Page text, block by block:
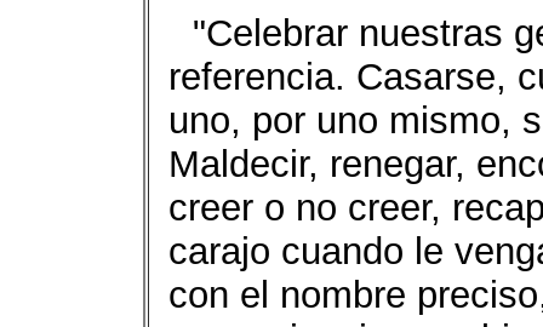
"Celebrar nuestras
referencia. Casarse,
uno, por uno mismo,
Maldecir, renegar,
creer o no creer,
carajo cuando le
con el nombre